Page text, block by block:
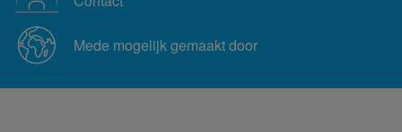
Mede mogelijk gemaakt door